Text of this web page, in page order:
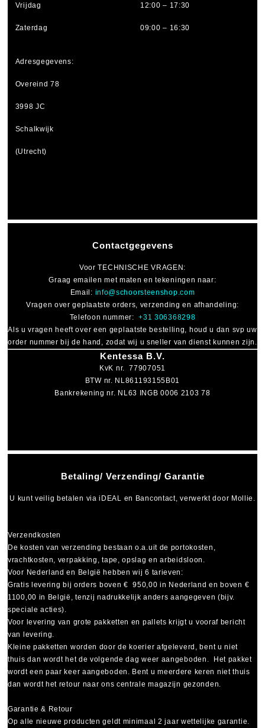
Betaling/ Verzending/ Garantie
U kunt veilig betalen viaiDEAL en Bancontact, verwerkt door Mollie.
Verzendkosten
De kosten van verzending bestaan o.a.uit de portokosten,
vrachtkosten, verpakking, tape, opslag en arbeidsloon.
Voor Nederland en België hebben wij 6 tarieven:
Gratis levering bij orders boven € 950,00 in Nederland en boven €
1100,00 in België, tenzij nadrukkelijk anders aangegeven (bijv.
speciale acties).
Voor levering van grote pakketten en pallets krijgt u vooraf bericht
van levering.
Kleine pakketten worden door de koerier afgeleverd, bent u niet
thuis dan wordt het de volgende dag weer aangeboden. Het pakket
wordt een paar keer aangeboden. Bent u meerdere keren niet thuis
dan wordt het retour naar ons centrale magazijn gezonden.
Garantie & Retour
Op alle nieuwe producten geldt minimaal2 jaar wettelijke garantie.
Contactgegevens
VoorTECHNISCHE VRAGEN :
Graag emailen met maten en tekeningen naar:
Email: info@schoorsteenshop.com
Vragen over geplaatste orders, verzending en afhandeling:
Telefoon nummer:+31 306368298
Als u vragen heeft over een geplaatste bestelling, houd u dan svp uw
order nummer bij de hand, zodat wij u sneller van dienst kunnen zijn.
Kentessa B.V.
KvK nr. 77907051
BTW nr. NL861193155B01
Bankrekening nr. NL63 INGB 0006 2103 78
Vrijdag 12:00 – 17:30
Zaterdag 09:00 – 16:30
Adresgegevens:
Overeind 78
3998 JC
Schalkwijk
(Utrecht)